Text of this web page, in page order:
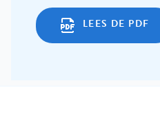
LEES DE PDF